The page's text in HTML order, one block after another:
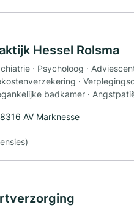
Hessel Rolsma
· Psycholoog ·
·
badkamer ·
AV Marknesse